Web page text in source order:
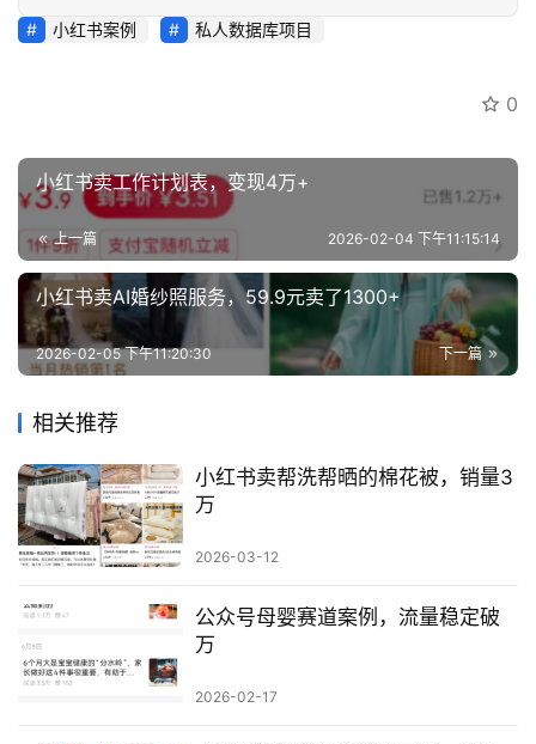
营
百
业
资
会
员
专
小红书案例 私人数据库项目
0
小红书卖工作计划表，变现4万+
上一篇 2026-02-04 下午11:15:14
小红书卖AI婚纱照服务，59.9元卖了1300+
下一篇
2026-02-05 下午11:20:30
相关推荐
小红书卖帮洗帮晒的棉花被，销量3
万
2026-03-12
公众号母婴赛道案例，流量稳定破
万
2026-02-17